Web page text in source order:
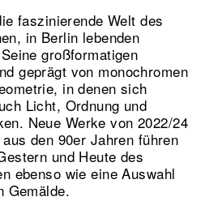
faszinierende Welt des
in Berlin lebenden
großformatigen
geprägt von monochromen
in denen sich
Licht, Ordnung und
Neue Werke von 2022/24
den 90er Jahren führen
und Heute des
ebenso wie eine Auswahl
Gemälde.